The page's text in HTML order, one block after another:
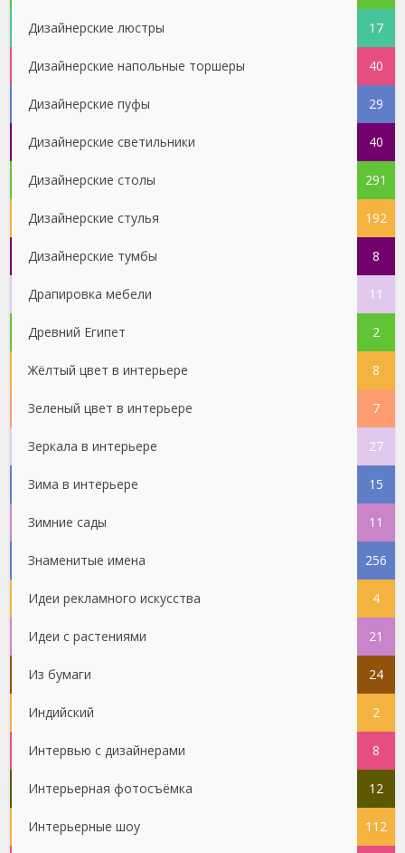
Дизайнерские люстры 17
Дизайнерские напольные торшеры 40
Дизайнерские пуфы 29
Дизайнерские светильники 40
Дизайнерские столы 291
Дизайнерские стулья 192
Дизайнерские тумбы 8
Драпировка мебели 11
Древний Египет 2
Жёлтый цвет в интерьере 8
Зеленый цвет в интерьере 7
Зеркала в интерьере 27
Зима в интерьере 15
Зимние сады 11
Знаменитые имена 256
Идеи рекламного искусства 4
Идеи с растениями 21
Из бумаги 24
Индийский 2
Интервью с дизайнерами 8
Интерьерная фотосъёмка 12
Интерьерные шоу 112